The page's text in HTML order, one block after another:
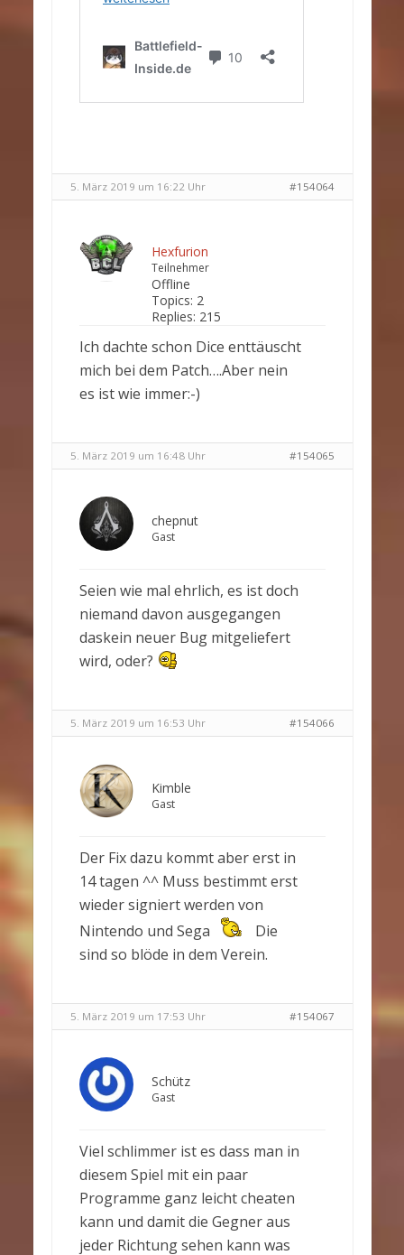
5. März 2019 um 16:22 Uhr #154064
Hexfurion
Teilnehmer
Offline
Topics: 2
Replies: 215
Ich dachte schon Dice enttäuscht
mich bei dem Patch….Aber nein
es ist wie immer:-)
5. März 2019 um 16:48 Uhr #154065
chepnut
Gast
Seien wie mal ehrlich, es ist doch
niemand davon ausgegangen
daskein neuer Bug mitgeliefert
wird, oder?
5. März 2019 um 16:53 Uhr #154066
Kimble
Gast
Der Fix dazu kommt aber erst in
14 tagen ^^ Muss bestimmt erst
wieder signiert werden von
Nintendo und Sega
Die
sind so blöde in dem Verein.
5. März 2019 um 17:53 Uhr #154067
Schütz
Gast
Viel schlimmer ist es dass man in
diesem Spiel mit ein paar
Programme ganz leicht cheaten
kann und damit die Gegner aus
jeder Richtung sehen kann was